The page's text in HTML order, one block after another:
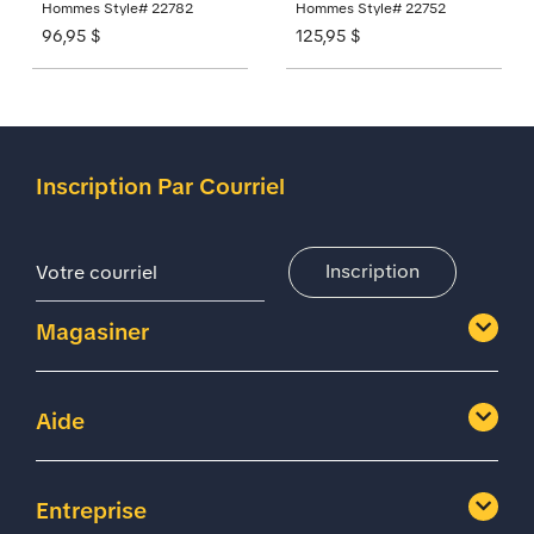
Hommes Style# 22782
96,95 $
Hommes Style# 22752
125,95 $
Magasiner
Aide
Entreprise
Inscription Par Courriel
Inscription